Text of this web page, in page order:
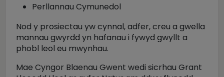
Perllannau Cymunedol
Nod y prosiectau yw cynnal, adfer, creu a gwella
mannau gwyrdd yn hafanau i fywyd gwyllt a
phobl leol eu mwynhau.
Mae Cyngor Blaenau Gwent wedi sicrhau Grant